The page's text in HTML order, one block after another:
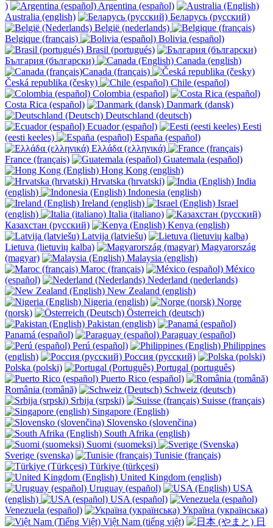
)
Argentina (español)
Australia (english)
Беларусь (русский)
België (nederlands)
Belgique (français)
Bolivia (español)
Brasil (portugués)
България (български)
Canada (english)
Canada (français)
Česká republika (česky)
Chile (español)
Colombia (español)
Costa Rica (español)
Danmark (dansk)
Deutschland (deutsch)
Ecuador (español)
Eesti
(eesti keeles)
España (español)
Ελλάδα (ελληνικά)
France (français)
Guatemala (español)
Hong Kong (english)
Hrvatska (hrvatski)
India
(english)
Indonesia (english)
Ireland (english)
Israel
(english)
Italia (italiano)
Казахстан (русский)
Kenya (english)
Latvija (latviešu)
Lietuva (lietuvių kalba)
Magyarország
(magyar)
Malaysia (english)
Maroc (français)
México
(español)
Nederland (nederlands)
New Zealand (english)
Nigeria (english)
Norge
(norsk)
Österreich (deutsch)
Pakistan (english)
Panamá (español)
Paraguay (español)
Perú (español)
Philippines
(english)
Россия (русский)
Polska (polski)
Portugal (português)
Puerto Rico (español)
România (română)
Schweiz (deutsch)
Srbija (srpski)
Suisse (français)
Singapore (English)
Slovensko (slovenčina)
South Afrika (english)
Suomi (suomeksi)
Sverige (svenska)
Tunisie (français)
Türkiye (türkçesi)
United Kingdom (english)
Uruguay (español)
USA
(english)
USA (español)
Venezuela (español)
Україна (українська)
Việt Nam (tiếng việt)
日